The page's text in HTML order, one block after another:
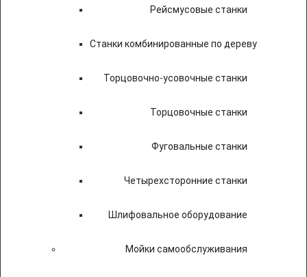
Рейсмусовые станки
Станки комбинированные по дереву
Торцовочно-усовочные станки
Торцовочные станки
Фуговальные станки
Четырехсторонние станки
Шлифовальное оборудование
Мойки самообслуживания